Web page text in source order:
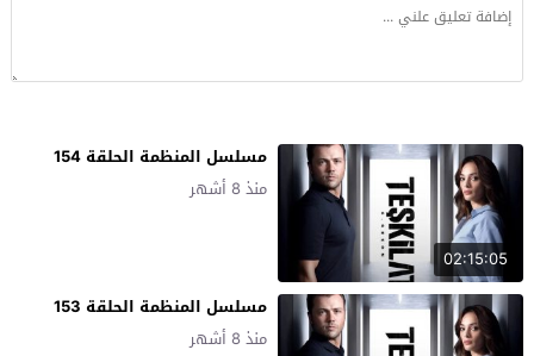
02:15:05
مسلسل المنظمة الحلقة 154
منذ 8 أشهر
مسلسل المنظمة الحلقة 153
منذ 8 أشهر